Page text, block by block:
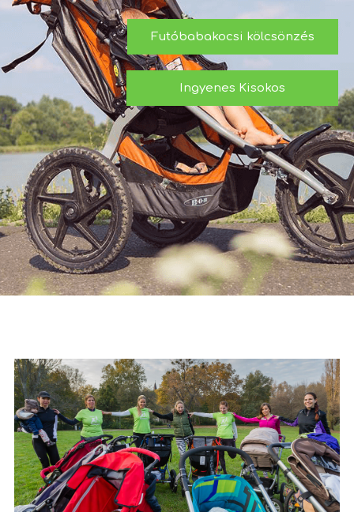
Futóbabakocsi kölcsönzés
Ingyenes Kisokos